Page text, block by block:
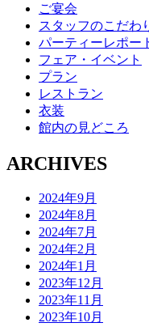
ご宴会
スタッフのこだわ
パーティーレポー
フェア・イベント
プラン
レストラン
衣装
館内の見どころ
ARCHIVES
2024年9月
2024年8月
2024年7月
2024年2月
2024年1月
2023年12月
2023年11月
2023年10月